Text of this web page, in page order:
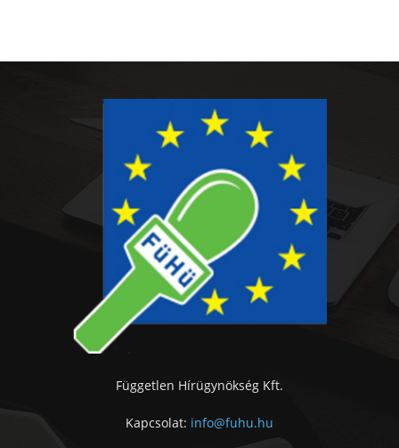
Független Hírügynökség Kft.
Kapcsolat: info@fuhu.hu